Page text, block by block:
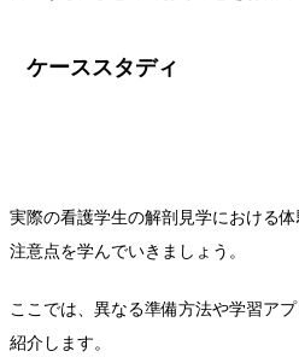
ケーススタディ
実際の看護学生の解剖見学における
注意点を学んでいきましょう。
ここでは、異なる準備方法や学習ア
紹介します。